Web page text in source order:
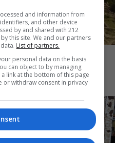
ο αρχαιολογικός
and information from
and other device
by and shared with 212
this site. We and our partners
List of partners.
personal data on the basis
can object to by managing
link at the bottom of this page
or withdraw consent in privacy